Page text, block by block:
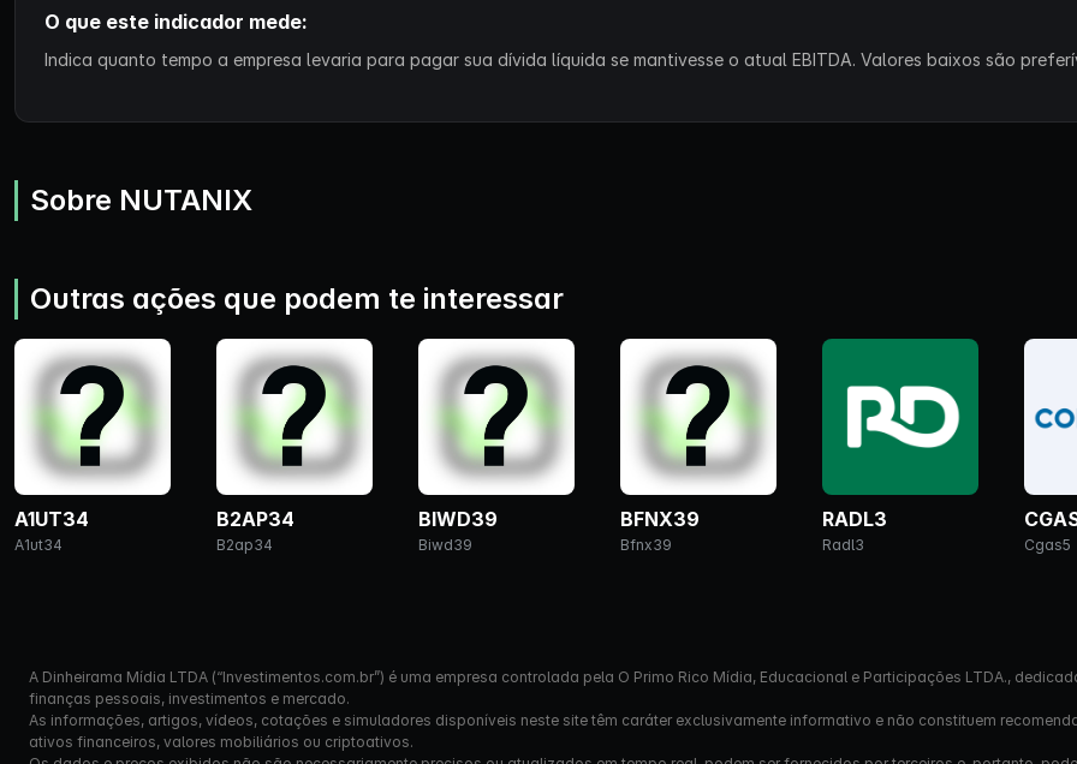
O que este indicador mede:
Indica quanto tempo a empresa levaria para pagar sua dívida líquida se mantivesse o atual EBITDA. Valores baixos são
Sobre NUTANIX
Outras ações que podem te interessar
A1UT34
A1ut34
B2AP34
B2ap34
BIWD39
Biwd39
BFNX39
Bfnx39
RADL3
Radl3 Cgas5
A Dinheirama Mídia LTDA (“Investimentos.com.br”) é uma empresa controlada pela O Primo Rico Mídia, Educacional e Participações LTDA.,
finanças pessoais, investimentos e mercado.
As informações, artigos, vídeos, cotações e simuladores disponíveis neste site têm caráter exclusivamente informativo e não constituem
ativos financeiros, valores mobiliários ou criptoativos.